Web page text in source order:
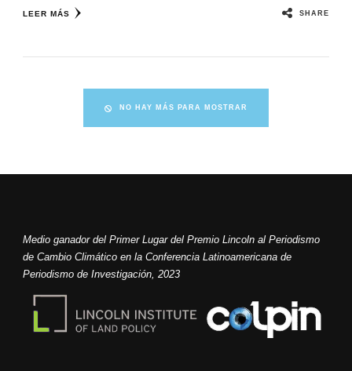
LEER MÁS SHARE
NO HAY MÁS PARA MOSTRAR
Medio ganador del Primer Lugar del Premio Lincoln al Periodismo
de Cambio Climático en la Conferencia Latinoamericana de
Periodismo de Investigación, 2023